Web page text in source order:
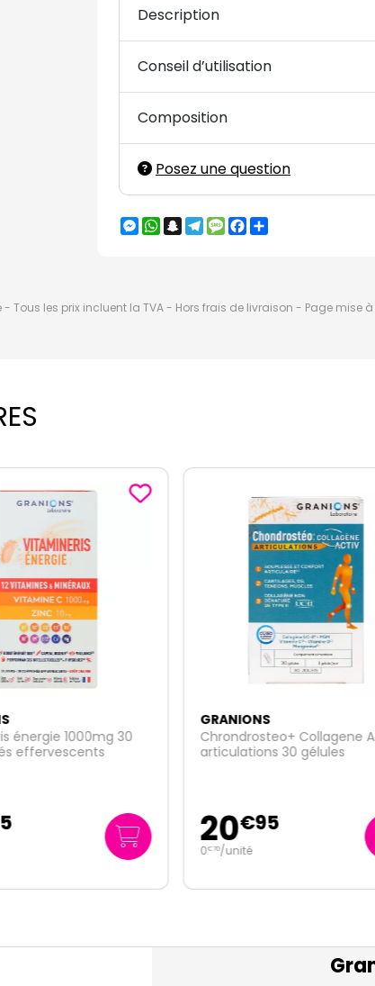
Description
Conseil d’utilisation
Composition
Posez une question
Messenger
WhatsApp
Snapchat
Telegram
MessageFacebook
Tous les prix incluent la TVA - Hors frais de livraison - Page mise
énergie 1000mg 30
effervescents
GRANIONS
Chrondrosteo+ Collagene
articulations 30 gélules
20€95
0€70/unité